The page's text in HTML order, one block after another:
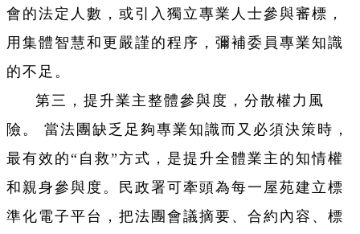
會的法定人數，或引入獨立專業人士參與審標，
用集體智慧和更嚴謹的程序，彌補委員專業知識
的不足。
第三，提升業主整體參與度，分散權力風
險。 當法團缺乏足夠專業知識而又必須決策時，
最有效的“自救”方式，是提升全體業主的知情權
和親身參與度。民政署可牽頭為每一屋苑建立標
準化電子平台，把法團會議摘要、合約內容、標